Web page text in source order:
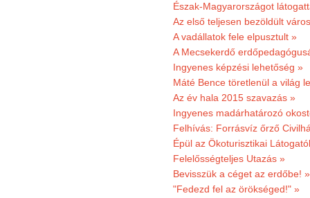
Észak-Magyarországot
Az első teljesen bezöldült
A vadállatok fele elpusztult »
A Mecsekerdő
Ingyenes képzési lehetőség »
Máté Bence töretlenül a világ
Az év hala 2015 szavazás »
Ingyenes madárhatározó
Felhívás: Forrásvíz őrző
Épül az Ökoturisztikai
Felelősségteljes Utazás »
Bevisszük a céget az erdőbe! »
"Fedezd fel az örökséged!" »